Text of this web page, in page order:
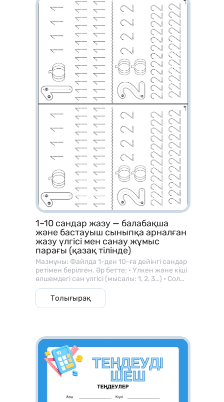
1–10 сандар жазу — балабақша
және бастауыш сыныпқа арналған
жазу үлгісі мен санау жұмыс
парағы (қазақ тілінде)
Мазмұны: Файлда 1-ден 10-ға дейінгі сандар
ретімен берілген. Әр бетте: • Үлкен және кіші
өлшемдегі сан үлгісі (мысалы: 1, 2, 3…) • Сол
санға сәйкес зат суреттері (алма, шар, гүл
және т.б.) • Балаларға арналған жазу
сызықтары, яғни сызық бойымен сандарды
үйрету; • Сан мен мөлшер ұғымын
байланыстыру; • Санау және көру арқылы
есте сақтау қабілетін жетілдіру.
Толығырақ